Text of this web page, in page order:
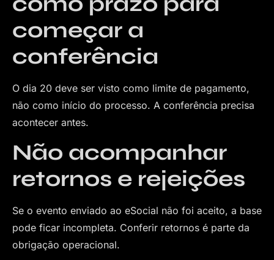
começar a
conferência
O dia 20 deve ser visto como limite de pagamento,
não como início do processo. A conferência precisa
acontecer antes.
Não acompanhar
retornos e rejeições
Se o evento enviado ao eSocial não foi aceito, a base
pode ficar incompleta. Conferir retornos é parte da
obrigação operacional.